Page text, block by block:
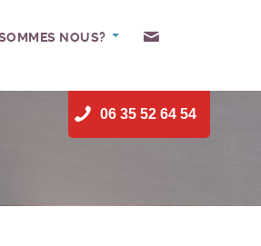
NOUS?
06 35 52 64 54